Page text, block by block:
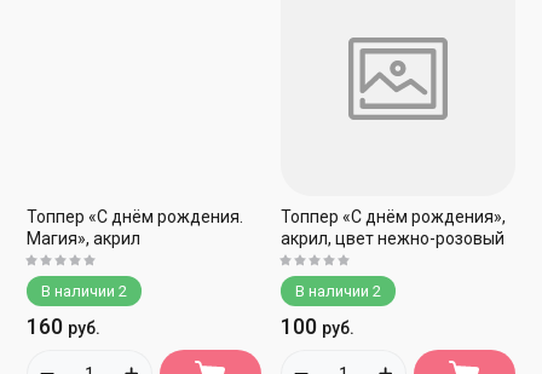
Топпер «С днём рождения.
Магия», акрил
В наличии 2
160 руб.
Топпер «С днём рождения»,
акрил, цвет нежно-розовый
В наличии 2
100 руб.